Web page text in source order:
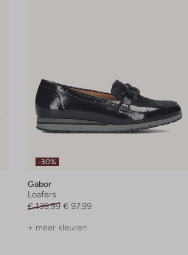
-30%
Gabor
Loafers
€ 139,99 € 97,99
+ meer kleuren